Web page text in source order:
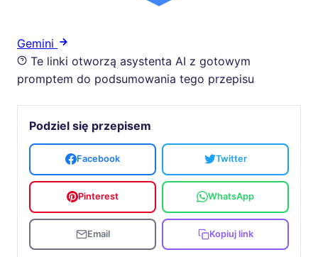
Gemini
Te linki otworzą asystenta AI z gotowym
promptem do podsumowania tego przepisu
Podziel się przepisem
Facebook Twitter
Pinterest WhatsApp
Email Kopiuj link